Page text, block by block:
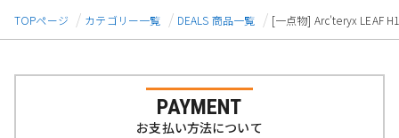
TOPページ
カテゴリー一覧 DEALS 商品一覧 [一点物] Arc'teryx LEAF
PAYMENT
お支払い方法について